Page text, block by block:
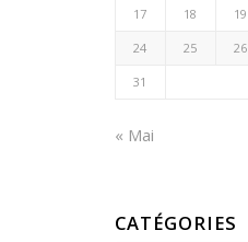
17 18 19
24 25 26
31
« Mai
CATÉGORIES